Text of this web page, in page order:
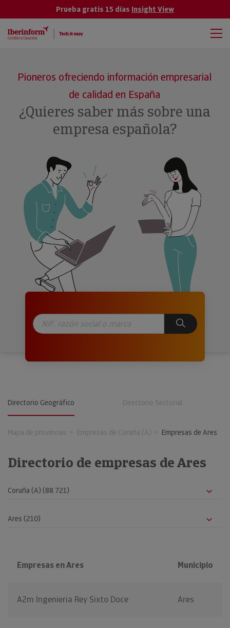
Prueba gratis 15 días Insight View
Pioneros ofreciendo información empresarial
de calidad en España
¿Quieres saber más sobre una
empresa española?
Directorio Geográfico Directorio Sectorial
Mapa de provincias Empresas de Coruña (A) Empresas de Ares
Directorio de empresas de Ares
Empresas en Ares Municipio
A2m Ingenieria Rey Sixto Doce Ares